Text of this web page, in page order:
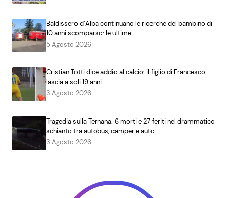
Baldissero d’Alba continuano le ricerche del bambino di
10 anni scomparso: le ultime
5 Agosto 2026
Cristian Totti dice addio al calcio: il figlio di Francesco
lascia a soli 19 anni
3 Agosto 2026
Tragedia sulla Ternana: 6 morti e 27 feriti nel drammatico
schianto tra autobus, camper e auto
3 Agosto 2026